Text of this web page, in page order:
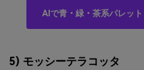
AIで青・緑・茶系パレッ
5) モッシーテラコッタ